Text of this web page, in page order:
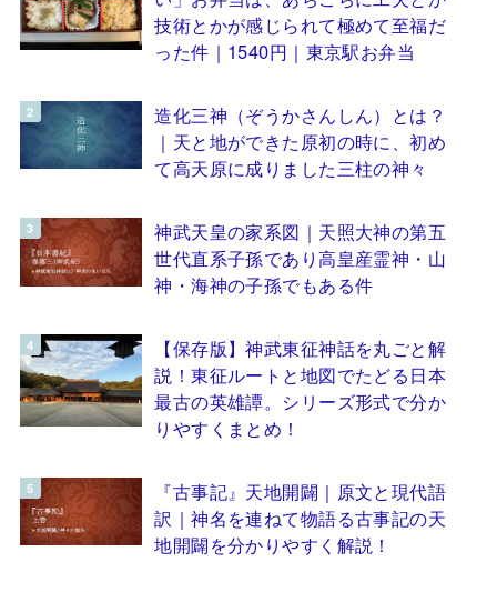
技術とかが感じられて極めて至福だ
った件｜1540円｜東京駅お弁当
造化三神（ぞうかさんしん）とは？
｜天と地ができた原初の時に、初め
て高天原に成りました三柱の神々
神武天皇の家系図｜天照大神の第五
世代直系子孫であり高皇産霊神・山
神・海神の子孫でもある件
【保存版】神武東征神話を丸ごと解
説！東征ルートと地図でたどる日本
最古の英雄譚。シリーズ形式で分か
りやすくまとめ！
『古事記』天地開闢｜原文と現代語
訳｜神名を連ねて物語る古事記の天
地開闢を分かりやすく解説！